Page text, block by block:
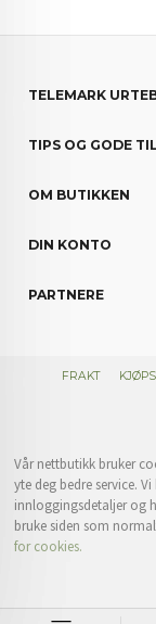
TELEMARK
TIPS OG GODE
OM BUTIKKEN
DIN KONTO
PARTNERE
FRAKT
Vår nettbutikk bruker
yte deg bedre service.
innloggingsdetaljer og
bruke siden som
for cookies.